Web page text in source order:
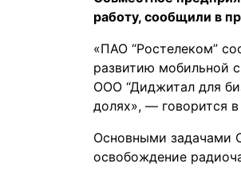
работу, сообщили в
«ПАО “Ростелеком”
развитию мобильной
ООО “Диджитал для
долях», — говорится
Основными задачами
освобождение